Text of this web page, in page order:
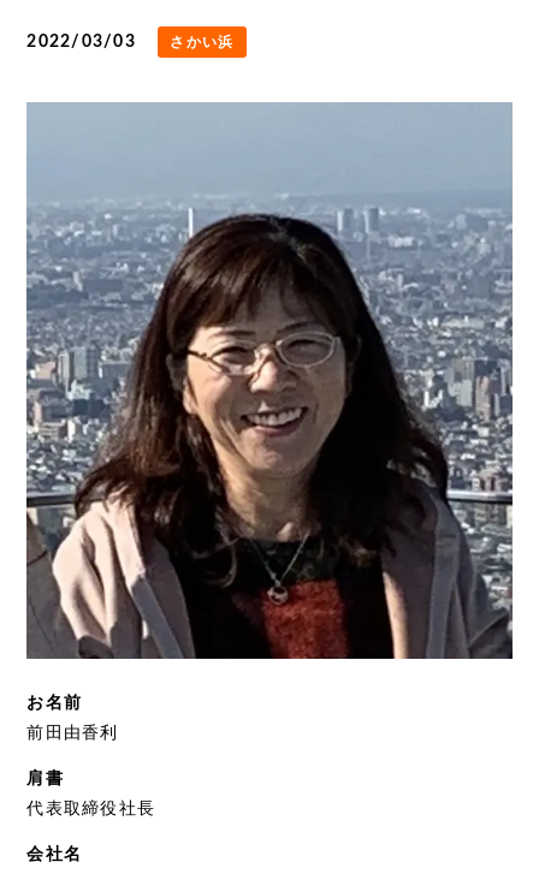
2022/03/03 さかい浜
お名前
前田由香利
肩書
代表取締役社長
会社名